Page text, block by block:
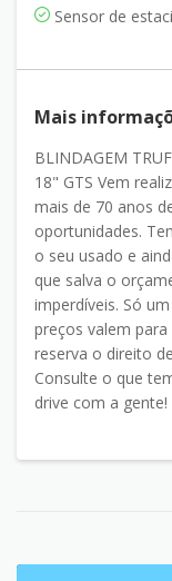
Sensor de
Mais
BLINDAGEM
18" GTS Vem
mais de 70 anos
oportunidades.
o seu usado e
que salva o
imperdíveis. Só
preços valem
reserva o direito
Consulte o que
drive com a gente!